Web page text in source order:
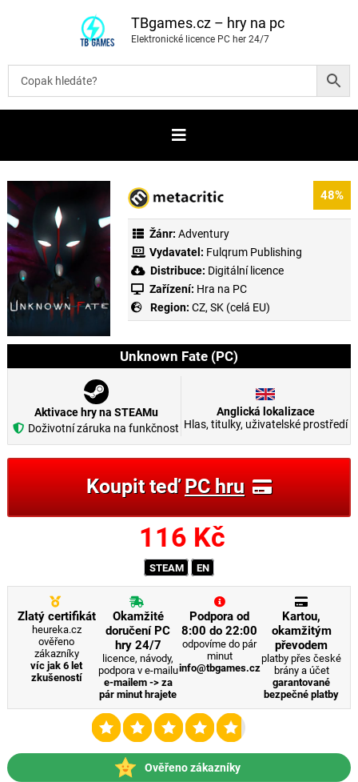
t
b
TBgames.cz – hry na pc
Elektronické licence PC her 24/7
48%
Žánr: Adventury
Vydavatel: Fulqrum Publishing
Distribuce: Digitální licence
Zařízení: Hra na PC
Region: CZ, SK (celá EU)
Unknown Fate (PC)
Aktivace hry na STEAMu
Doživotní záruka na funkčnost
Anglická lokalizace
Hlas, titulky, uživatelské prostředí
Koupit teďPC hru
116 Kč
STEAM EN
Zlatý certifikát
heureka.cz
ověřeno
zákazníky
víc jak 6 let
zkušeností
Okamžité
doručení PC
hry 24/7
licence, návody,
podpora v e-mailu
e-mailem -> za
pár minut hrajete
Podpora od
8:00 do 22:00
odpovíme do pár
minut
info@tbgames.cz
Kartou,
okamžitým
převodem
platby přes české
brány a účet
garantované
bezpečné platby
Ověřeno zákazníky